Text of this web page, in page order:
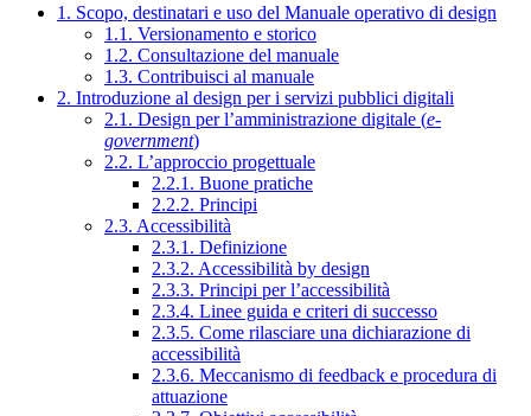
1. Scopo, destinatari e uso del Manuale operativo di design
1.1. Versionamento e storico
1.2. Consultazione del manuale
1.3. Contribuisci al manuale
2. Introduzione al design per i servizi pubblici digitali
2.1. Design per l’amministrazione digitale (e-
government)
2.2. L’approccio progettuale
2.2.1. Buone pratiche
2.2.2. Principi
2.3. Accessibilità
2.3.1. Definizione
2.3.2. Accessibilità by design
2.3.3. Principi per l’accessibilità
2.3.4. Linee guida e criteri di successo
2.3.5. Come rilasciare una dichiarazione di
accessibilità
2.3.6. Meccanismo di feedback e procedura di
attuazione